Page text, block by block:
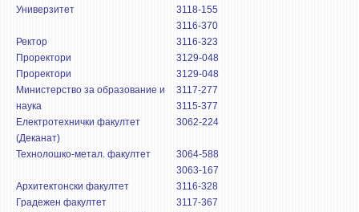
QIM-SEE
3DFindIT
WATERBRIDGING
CIRASIM
ENERGET
АКТИ
Универзитет
3118-155
3116-370
Ректор
3116-323
Проректори
3129-048
Проректори
3129-048
Министерство за образование и
наука
3117-277
3115-377
Електротехнички факултет
(Деканат)
3062-224
Технолошко-метал. факултет
3064-588
3063-167
Архитектонски факултет
3116-328
Градежен факултет
3117-367